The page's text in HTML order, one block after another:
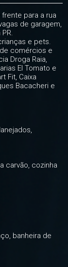
para a rua
de garagem,
e pets.
comércios e
Droga Raia,
El Tomato e
Fit, Caixa
Bacacheri e
carvão, cozinha
banheira de